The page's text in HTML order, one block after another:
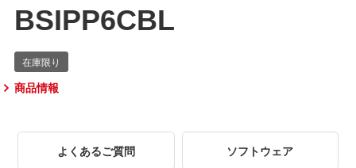
BSIPP6CBL
商品情報
よくあるご質問 ソフトウェア